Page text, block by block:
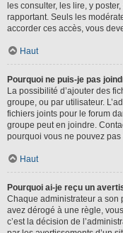
les consulter, les lire, y
rapportant. Seuls les
accorder ces accès, vous
Haut
Pourquoi ne puis-je pas
La possibilité d’ajouter des
groupe, ou par utilisateur.
fichiers joints pour le forum
groupe peut en joindre.
pourquoi vous ne pouvez
Haut
Pourquoi ai-je reçu un
Chaque administrateur a son
avez dérogé à une règle,
c’est la décision de